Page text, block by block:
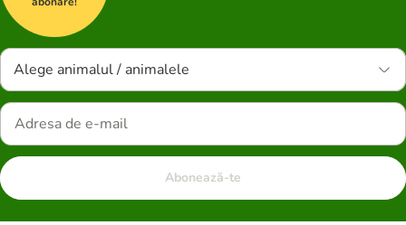
Alege animalul / animalele
Abonează-te